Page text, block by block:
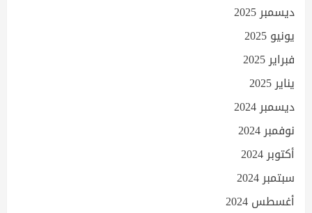
ديسمبر 2025
يونيو 2025
فبراير 2025
يناير 2025
ديسمبر 2024
نوفمبر 2024
أكتوبر 2024
سبتمبر 2024
أغسطس 2024